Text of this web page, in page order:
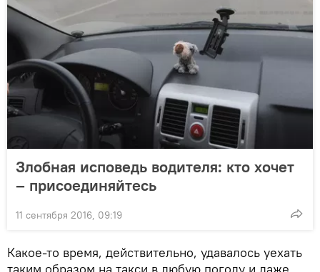
Злобная исповедь водителя: кто хочет
– присоединяйтесь
11 сентября 2016, 09:19
Какое-то время, действительно, удавалось уехать